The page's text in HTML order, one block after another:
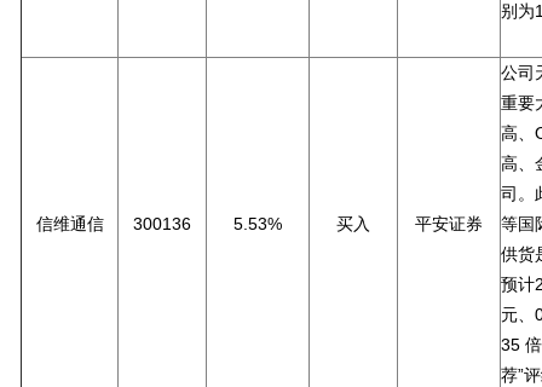
别为
信维通信 300136 5.53% 买入 平安证券
公司
重要
高、
高、
司。
等国
供货
预计
元、
35
荐”